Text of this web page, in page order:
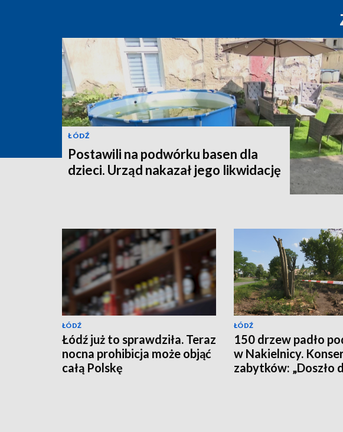
ŁÓDŹ
Postawili na podwórku basen dla
dzieci. Urząd nakazał jego likwidację
ŁÓDŹ
Łódź już to sprawdziła. Teraz
nocna prohibicja może objąć
całą Polskę
ŁÓDŹ
150 drzew padło
w Nakielnicy.
zabytków: „Doszło